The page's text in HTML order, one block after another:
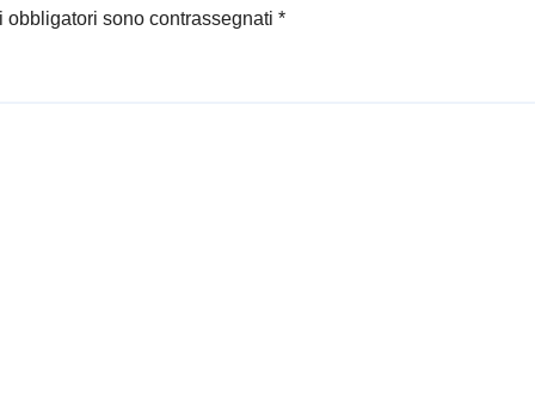
obbligatori sono contrassegnati *